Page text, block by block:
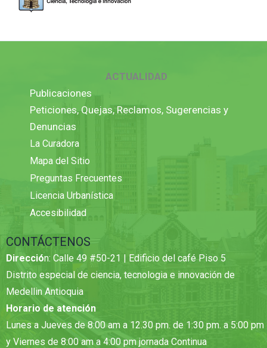
ACTUALIDAD
Publicaciones
Peticiones, Quejas, Reclamos, Sugerencias y
Denuncias
La Curadora
Mapa del Sitio
Preguntas Frecuentes
Licencia Urbanística
Accesibilidad
CONTÁCTENOS
Dirección: Calle 49 #50-21 | Edificio del café Piso 5
Distrito especial de ciencia, tecnologia e innovación de
Medellin Antioquia
Horario de atención
Lunes a Jueves de 8:00 am a 12.30 pm. de 1:30 pm. a 5:00 pm
y Viernes de 8:00 am a 4:00 pm jornada Continua